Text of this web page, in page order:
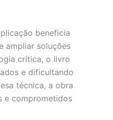
beneficia
ampliar soluções
crítica, o livro
e dificultando
técnica, a obra
e comprometidos